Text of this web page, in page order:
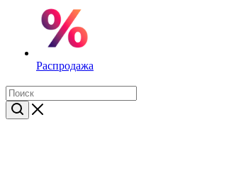
Распродажа